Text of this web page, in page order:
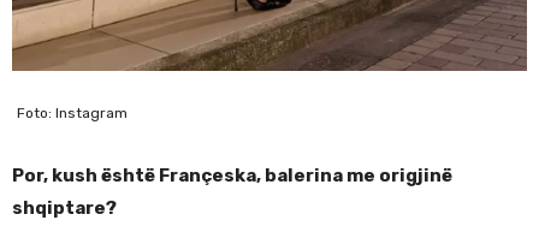
Foto: Instagram
Por, kush është Françeska, balerina me origjinë
shqiptare?